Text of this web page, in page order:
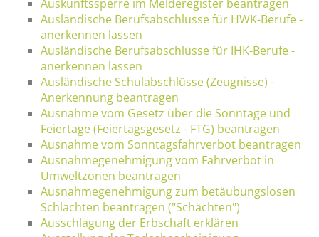
Auskunftssperre im Melderegister beantragen
Ausländische Berufsabschlüsse für HWK-Berufe -
anerkennen lassen
Ausländische Berufsabschlüsse für IHK-Berufe -
anerkennen lassen
Ausländische Schulabschlüsse (Zeugnisse) -
Anerkennung beantragen
Ausnahme vom Gesetz über die Sonntage und
Feiertage (Feiertagsgesetz - FTG) beantragen
Ausnahme vom Sonntagsfahrverbot beantragen
Ausnahmegenehmigung vom Fahrverbot in
Umweltzonen beantragen
Ausnahmegenehmigung zum betäubungslosen
Schlachten beantragen ("Schächten")
Ausschlagung der Erbschaft erklären